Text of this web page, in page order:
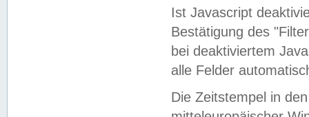
Ist Javascript
Bestätigung des
bei deaktiviertem
alle Felder
Die Zeitstempel in